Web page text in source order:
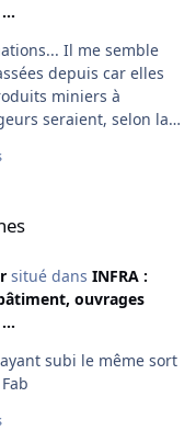
Il me semble
depuis car elles
miniers à
seraient, selon la
situé dans INFRA :
ouvrages
subi le même sort
dans la région de Metz ? Merci, Fab